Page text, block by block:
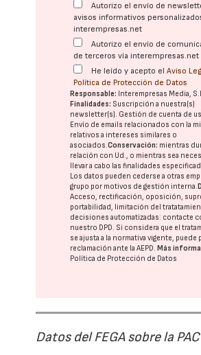
Autorizo el envío de
avisos informativos
interempresas.net
Autorizo el envío de
de terceros vía interempresas.net
He leído y acepto elAviso
Política de Protección de Datos
Responsable: Interempresas Media,
Finalidades: Suscripción a nuestra(s)
newsletter(s). Gestión de cuenta de
Envío de emails relacionados con la
relativos a intereses similares o
asociados.Conservación: mientras
relación con Ud., o mientras sea
llevar a cabo las finalidades
Los datos pueden cederse a otras
grupo por motivos de gestión interna.
Acceso, rectificación, oposición,
portabilidad, limitación del
decisiones automatizadas: contacte
nuestro DPD. Si considera que el
se ajusta a la normativa vigente, puede
reclamación ante laAEPD. Más
Política de Protección de Datos
Datos del FEGA sobre la